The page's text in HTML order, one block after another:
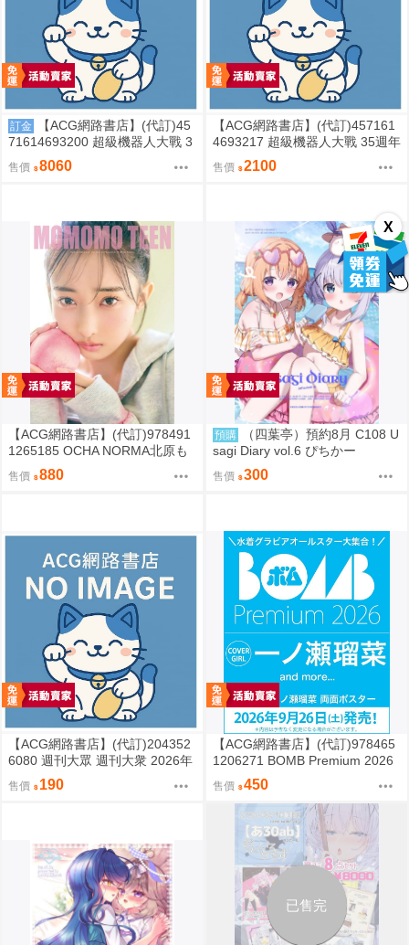
X
訂金
【ACG網路書店】(代訂)45
71614693200 超級機器人大戰 3
5週年紀念 JAM Project 主題歌完
整專輯 完全生產限定盤
售價 8060
【ACG網路書店】(代訂)457161
4693217 超級機器人大戰 35週年
紀念 JAM Project 主題歌完整專
輯 通常盤
售價 2100
【ACG網路書店】(代訂)978491
1265185 OCHA NORMA北原も
も 寫真集「もももてぃーん。」
售價 880
預購
（四葉亭）預約8月 C108 U
sagi Diary vol.6 ぴちかー
售價 300
【ACG網路書店】(代訂)204352
6080 週刊大眾 週刊大衆 2026年
8月31日號 附:海報
售價 190
【ACG網路書店】(代訂)978465
1206271 BOMB Premium 2026
封面:一ノ瀬瑠菜 附:雙面海報
售價 450
已售完